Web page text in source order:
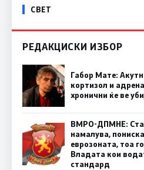
СВЕТ
РЕДАКЦИСКИ ИЗБОР
Габор Мате:
кортизол и
хронични ќе ве
ВМРО-ДПМНЕ:
намалува,
еврозоната, тоа
Владата кои
стандард